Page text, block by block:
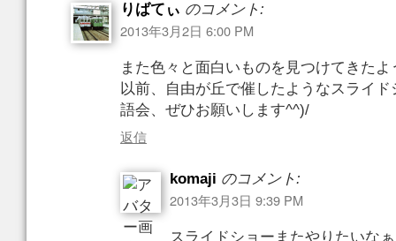
りばてぃ のコメント:
2013年3月2日 6:00 PM
また色々と面白いものを見つけてきたよ
以前、自由が丘で催したようなスライ
語会、ぜひお願いします^^)/
返信
komaji のコメント:
2013年3月3日 9:39 PM
スライドショーまたやりたいな